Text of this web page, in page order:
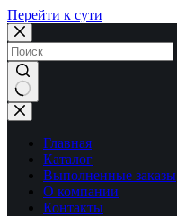
Перейти к сути
Ничего
не
найденоГлавная
Каталог
Выполненные заказы
О компании
Контакты